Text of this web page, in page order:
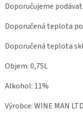
Doporučujeme
Doporučená teplota
Doporučená teplota
Objem: 0,75L
Alkohol: 11%
Výrobce: WINE MAN